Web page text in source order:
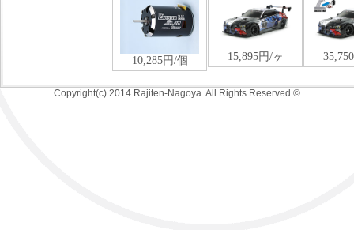
Copyright(c) 2014 Rajiten-Nagoya. All Rights Reserved.©